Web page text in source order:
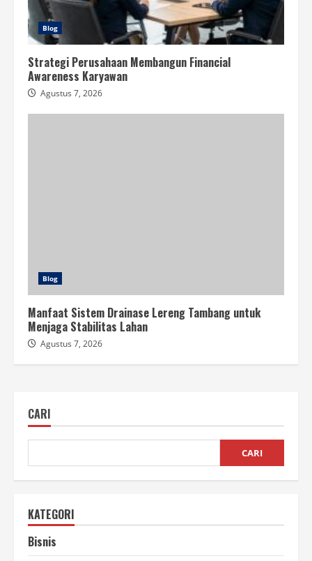
Blog
Strategi Perusahaan Membangun Financial
Awareness Karyawan
Agustus 7, 2026
Blog
Manfaat Sistem Drainase Lereng Tambang untuk
Menjaga Stabilitas Lahan
Agustus 7, 2026
CARI
CARI
KATEGORI
Bisnis